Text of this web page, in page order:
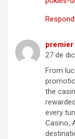
27 de
From
the
every
Casino,